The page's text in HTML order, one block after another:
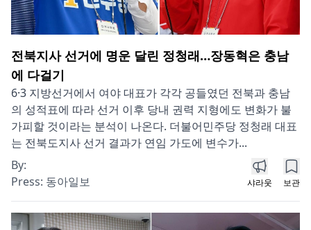
전북지사 선거에 명운 달린 정청래…장동혁은 충남
에 다걸기
6·3 지방선거에서 여야 대표가 각각 공들였던 전북과 충남
의 성적표에 따라 선거 이후 당내 권력 지형에도 변화가 불
가피할 것이라는 분석이 나온다. 더불어민주당 정청래 대표
는 전북도지사 선거 결과가 연임 가도에 변수가...
By:
Press: 동아일보 샤라웃 보관